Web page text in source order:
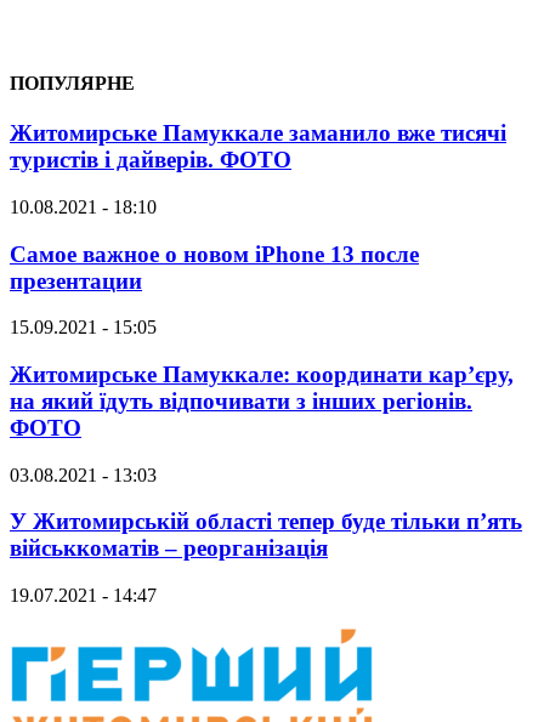
ПОПУЛЯРНЕ
Житомирське Памуккале заманило вже тисячі
туристів і дайверів. ФОТО
10.08.2021 - 18:10
Самое важное о новом iPhone 13 после
презентации
15.09.2021 - 15:05
Житомирське Памуккале: координати кар’єру,
на який їдуть відпочивати з інших регіонів.
ФОТО
03.08.2021 - 13:03
У Житомирській області тепер буде тільки п’ять
військкоматів – реорганізація
19.07.2021 - 14:47